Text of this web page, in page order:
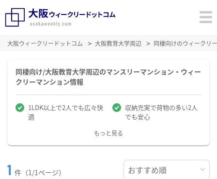
大阪ウィークリードットコム 大阪教育大学周辺 同棲向けのウィークリ
同棲向け/大阪教育大学周辺のマンスリーマンション・ウィー
クリーマンション情報
1LDK以上で2人でも広々快
適
収納充実で荷物の多い2人
でも安心
もっと見る
1 件（1/1ページ）